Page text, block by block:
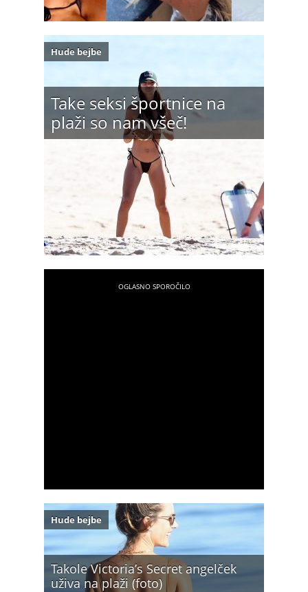
Take seksi športnice na
plaži so nam všeč!
Hude bejbe
Takole Victoria’s Secret angelček
uživa na plaži (foto)
Hude bejbe